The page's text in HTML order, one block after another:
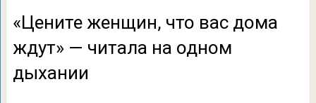
«Цените женщин, что вас дома
ждут» — читала на одном
дыхании